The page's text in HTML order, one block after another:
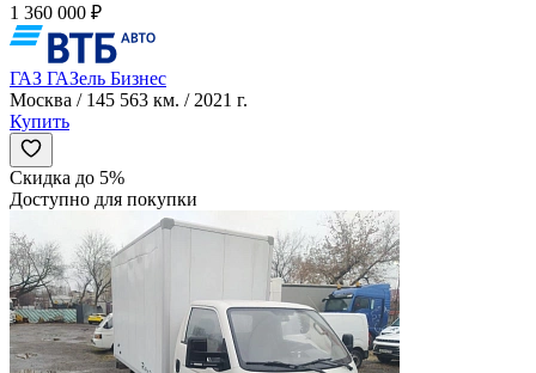
1 360 000 ₽
ГАЗ ГАЗель Бизнес
Москва / 145 563 км. / 2021 г.
Купить
Скидка до 5%
Доступно для покупки